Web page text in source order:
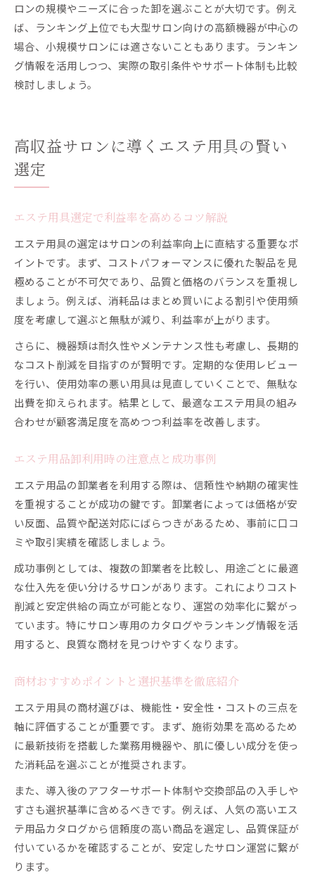
ロンの規模やニーズに合った卸を選ぶことが大切です。例え
ば、ランキング上位でも大型サロン向けの高額機器が中心の
場合、小規模サロンには適さないこともあります。ランキン
グ情報を活用しつつ、実際の取引条件やサポート体制も比較
検討しましょう。
高収益サロンに導くエステ用具の賢い
選定
エステ用具選定で利益率を高めるコツ解説
エステ用具の選定はサロンの利益率向上に直結する重要なポ
イントです。まず、コストパフォーマンスに優れた製品を見
極めることが不可欠であり、品質と価格のバランスを重視し
ましょう。例えば、消耗品はまとめ買いによる割引や使用頻
度を考慮して選ぶと無駄が減り、利益率が上がります。
さらに、機器類は耐久性やメンテナンス性も考慮し、長期的
なコスト削減を目指すのが賢明です。定期的な使用レビュー
を行い、使用効率の悪い用具は見直していくことで、無駄な
出費を抑えられます。結果として、最適なエステ用具の組み
合わせが顧客満足度を高めつつ利益率を改善します。
エステ用品卸利用時の注意点と成功事例
エステ用品の卸業者を利用する際は、信頼性や納期の確実性
を重視することが成功の鍵です。卸業者によっては価格が安
い反面、品質や配送対応にばらつきがあるため、事前に口コ
ミや取引実績を確認しましょう。
成功事例としては、複数の卸業者を比較し、用途ごとに最適
な仕入先を使い分けるサロンがあります。これによりコスト
削減と安定供給の両立が可能となり、運営の効率化に繋がっ
ています。特にサロン専用のカタログやランキング情報を活
用すると、良質な商材を見つけやすくなります。
商材おすすめポイントと選択基準を徹底紹介
エステ用具の商材選びは、機能性・安全性・コストの三点を
軸に評価することが重要です。まず、施術効果を高めるため
に最新技術を搭載した業務用機器や、肌に優しい成分を使っ
た消耗品を選ぶことが推奨されます。
また、導入後のアフターサポート体制や交換部品の入手しや
すさも選択基準に含めるべきです。例えば、人気の高いエス
テ用品カタログから信頼度の高い商品を選定し、品質保証が
付いているかを確認することが、安定したサロン運営に繋が
ります。